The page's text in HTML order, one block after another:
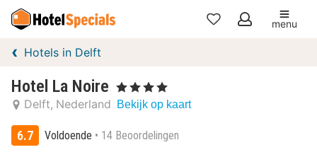
Mijn
menu
Hotels in Delft
Hotel La Noire , 4 Sterren
Delft Nederland Bekijk op kaart
6.7 Voldoende 14 Beoordelingen